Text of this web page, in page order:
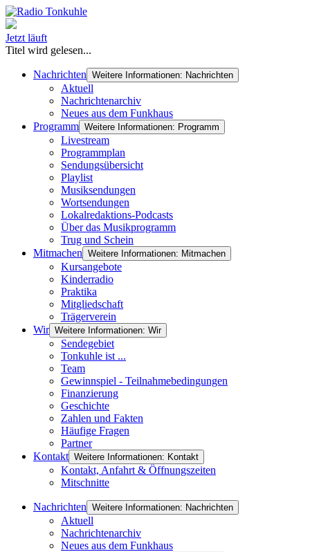
Jetzt läuft
Titel wird gelesen...
Nachrichten Weitere Informationen: Nachrichten
Aktuell
Nachrichtenarchiv
Neues aus dem Funkhaus
Programm Weitere Informationen: Programm
Livestream
Programmplan
Sendungsübersicht
Playlist
Musiksendungen
Wortsendungen
Lokalredaktions-Podcasts
Über das Musikprogramm
Trug und Schein
Mitmachen Weitere Informationen: Mitmachen
Kursangebote
Kinderradio
Praktika
Mitgliedschaft
Trägerverein
Wir Weitere Informationen: Wir
Sendegebiet
Tonkuhle ist ...
Team
Gewinnspiel - Teilnahmebedingungen
Finanzierung
Geschichte
Zahlen und Fakten
Häufige Fragen
Partner
Kontakt Weitere Informationen: Kontakt
Kontakt, Anfahrt & Öffnungszeiten
Mitschnitte
Nachrichten Weitere Informationen: Nachrichten
Aktuell
Nachrichtenarchiv
Neues aus dem Funkhaus